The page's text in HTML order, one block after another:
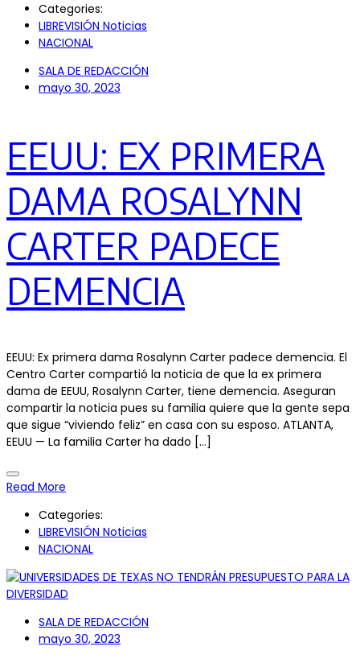
Categories:
LIBREVISIÓN Noticias
NACIONAL
SALA DE REDACCIÓN
mayo 30, 2023
EEUU: EX PRIMERA
DAMA ROSALYNN
CARTER PADECE
DEMENCIA
EEUU: Ex primera dama Rosalynn Carter padece demencia. El
Centro Carter compartió la noticia de que la ex primera
dama de EEUU, Rosalynn Carter, tiene demencia. Aseguran
compartir la noticia pues su familia quiere que la gente sepa
que sigue “viviendo feliz” en casa con su esposo. ATLANTA,
EEUU — La familia Carter ha dado […]
Read More
Categories:
LIBREVISIÓN Noticias
NACIONAL
SALA DE REDACCIÓN
mayo 30, 2023